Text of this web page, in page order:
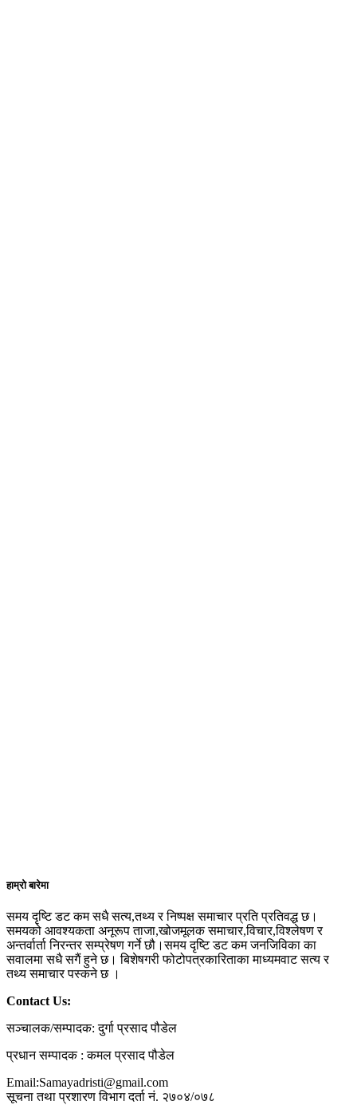
हाम्रो बारेमा
समय दृष्टि डट कम सधै सत्य,तथ्य र निष्पक्ष समाचार प्रति प्रतिवद्ध छ।
समयको आवश्यकता अनूरूप ताजा,खोजमूलक समाचार,विचार,विश्लेषण र
अन्तर्वार्ता निरन्तर सम्प्रेषण गर्ने छौ।समय दृष्टि डट कम जनजिविका का
सवालमा सधै सगैं हुने छ। बिशेषगरी फोटोपत्रकारिताका माध्यमवाट सत्य र
तथ्य समाचार पस्कने छ ।
Contact Us:
सञ्चालक/सम्पादक: दुर्गा प्रसाद पौडेल
प्रधान सम्पादक : कमल प्रसाद पौडेल
Email:Samayadristi@gmail.com
सूचना तथा प्रशारण विभाग दर्ता नं. २७०४/०७८